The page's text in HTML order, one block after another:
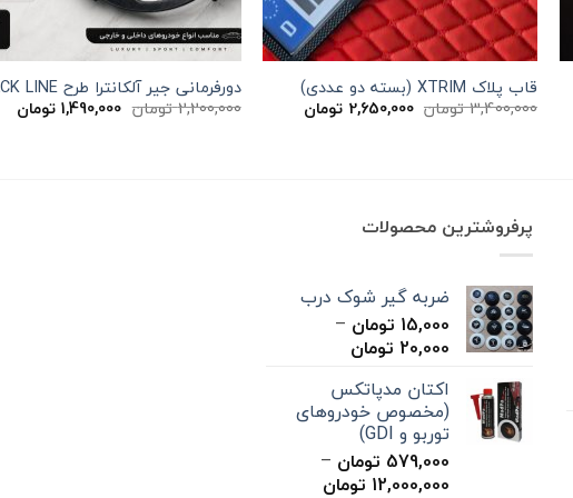
قاب پلاک XTRIM (بسته دو عددی)
3,400,000 تومان قیمت
اصلی
2,650,000 تومان
دورفرمانی جیر آلکانترا طرح BLACK LINE
2,200,000 تومان قیمت
اصلی
1,490,000 تومان
فعلی
1,590,000 تومان
پرفروشترین محصولات
ضربه گیر شوک درب
15,000 تومان –
20,000 تومان
تا
اکتان مدپاتکس
(مخصوص خودروهای
توربو و GDI)
579,000 تومان –
12,000,000 تومان